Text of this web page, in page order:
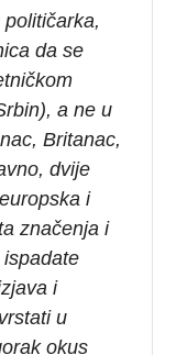
da se
a ne u
Britanac,
dvije
i
značenja i
i
u
okus